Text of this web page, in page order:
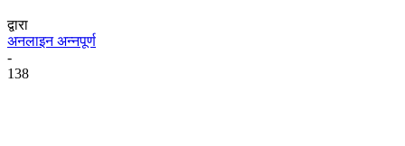
द्वारा
अनलाइन अन्नपूर्ण
-
138